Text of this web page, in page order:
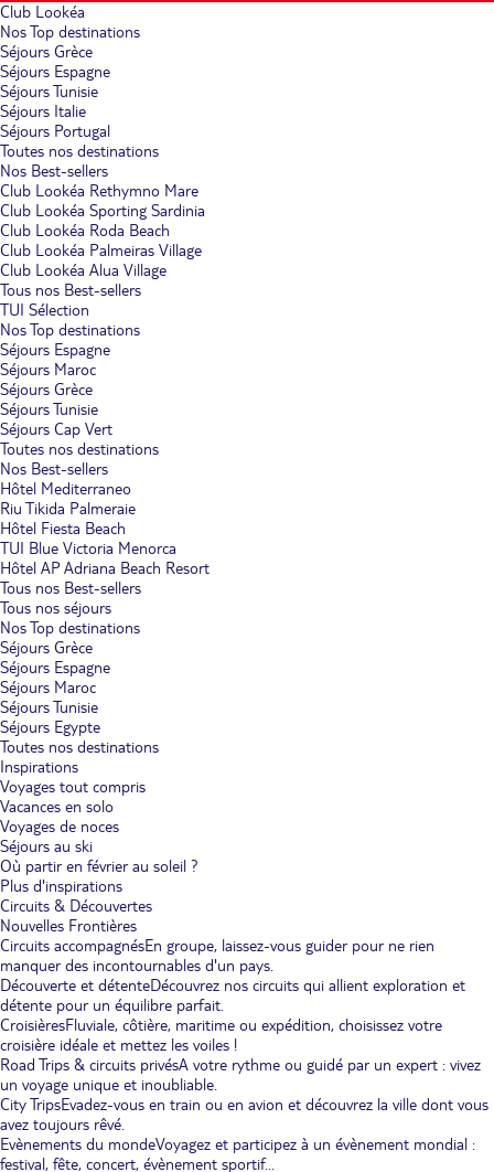
Club Lookéa
Nos Top destinations
Séjours Grèce
Séjours Espagne
Séjours Tunisie
Séjours Italie
Séjours Portugal
Toutes nos destinations
Nos Best-sellers
Club Lookéa Rethymno Mare
Club Lookéa Sporting Sardinia
Club Lookéa Roda Beach
Club Lookéa Palmeiras Village
Club Lookéa Alua Village
Tous nos Best-sellers
TUI Sélection
Nos Top destinations
Séjours Espagne
Séjours Maroc
Séjours Grèce
Séjours Tunisie
Séjours Cap Vert
Toutes nos destinations
Nos Best-sellers
Hôtel Mediterraneo
Riu Tikida Palmeraie
Hôtel Fiesta Beach
TUI Blue Victoria Menorca
Hôtel AP Adriana Beach Resort
Tous nos Best-sellers
Tous nos séjours
Nos Top destinations
Séjours Grèce
Séjours Espagne
Séjours Maroc
Séjours Tunisie
Séjours Egypte
Toutes nos destinations
Inspirations
Voyages tout compris
Vacances en solo
Voyages de noces
Séjours au ski
Où partir en février au soleil ?
Plus d'inspirations
Circuits & Découvertes
Nouvelles Frontières
Circuits accompagnésEn groupe, laissez-vous guider pour ne rien
manquer des incontournables d'un pays.
Découverte et détenteDécouvrez nos circuits qui allient exploration et
détente pour un équilibre parfait.
CroisièresFluviale, côtière, maritime ou expédition, choisissez votre
croisière idéale et mettez les voiles !
Road Trips & circuits privésA votre rythme ou guidé par un expert : vivez
un voyage unique et inoubliable.
City TripsEvadez-vous en train ou en avion et découvrez la ville dont vous
avez toujours rêvé.
Evènements du mondeVoyagez et participez à un évènement mondial :
festival, fête, concert, évènement sportif...